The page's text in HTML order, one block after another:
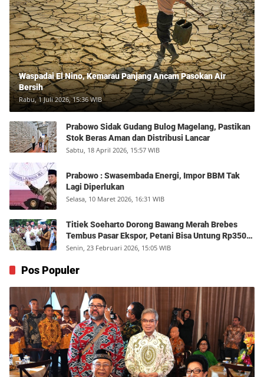
Waspadai El Nino, Kemarau Panjang Ancam Pasokan Air
Bersih
Rabu, 1 Juli 2026, 15:36 WIB
Prabowo Sidak Gudang Bulog Magelang, Pastikan
Stok Beras Aman dan Distribusi Lancar
Sabtu, 18 April 2026, 15:57 WIB
Prabowo : Swasembada Energi, Impor BBM Tak
Lagi Diperlukan
Selasa, 10 Maret 2026, 16:31 WIB
Titiek Soeharto Dorong Bawang Merah Brebes
Tembus Pasar Ekspor, Petani Bisa Untung Rp350
Juta per Hektare
Senin, 23 Februari 2026, 15:05 WIB
Pos Populer